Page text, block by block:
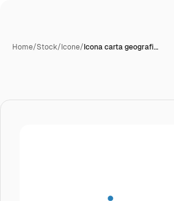
Home/Stock/Icone/Icona carta geografi…